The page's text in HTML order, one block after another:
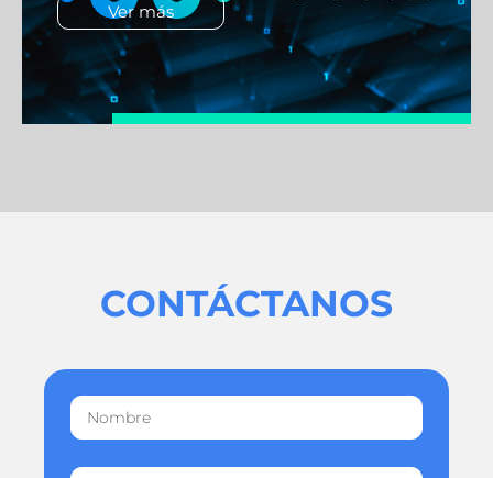
Ver más
CONTÁCTANOS